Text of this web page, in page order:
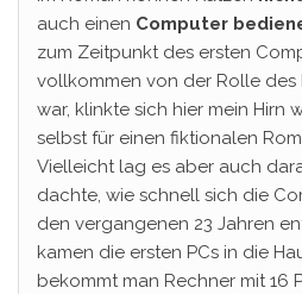
auch einen Computer
zum Zeitpunkt des ersten
vollkommen von der Rolle des
war, klinkte sich hier mein Hirn
selbst für einen fiktionalen
Vielleicht lag es aber auch
dachte, wie schnell sich die
den vergangenen 23 Jahren
kamen die ersten PCs in die
bekommt man Rechner mit 16